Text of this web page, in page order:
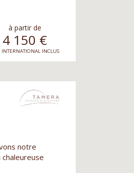
à partir de
4 150 €
INTERNATIONAL INCLUS
notre